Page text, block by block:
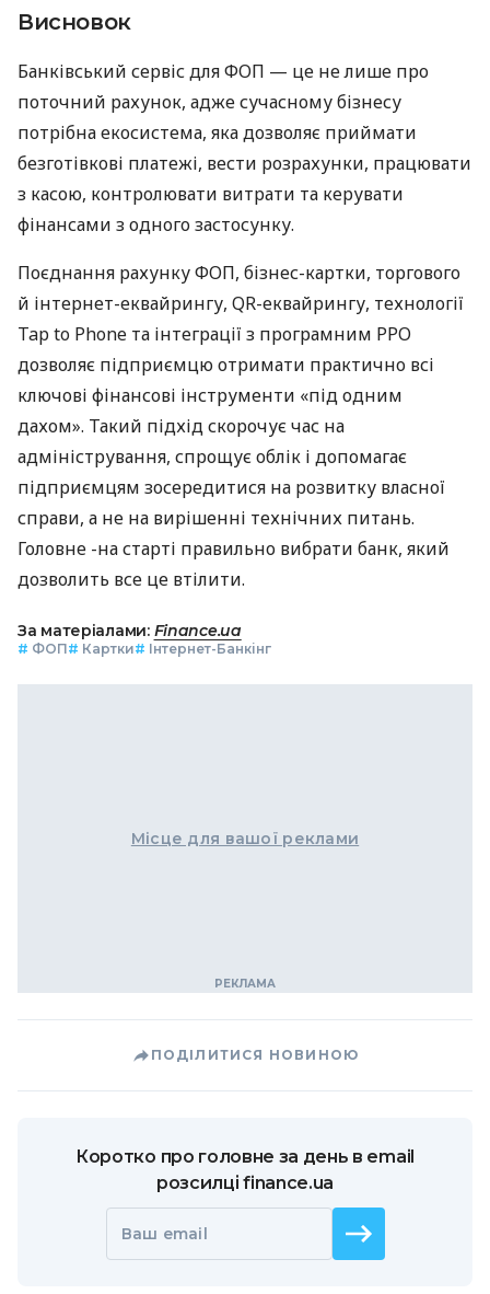
Висновок
Банківський сервіс для ФОП — це не лише про
поточний рахунок, адже сучасному бізнесу
потрібна екосистема, яка дозволяє приймати
безготівкові платежі, вести розрахунки, працювати
з касою, контролювати витрати та керувати
фінансами з одного застосунку.
Поєднання рахунку ФОП, бізнес-картки, торгового
й інтернет-еквайрингу, QR-еквайрингу, технології
Tap to Phone та інтеграції з програмним РРО
дозволяє підприємцю отримати практично всі
ключові фінансові інструменти «під одним
дахом». Такий підхід скорочує час на
адміністрування, спрощує облік і допомагає
підприємцям зосередитися на розвитку власної
справи, а не на вирішенні технічних питань.
Головне -на старті правильно вибрати банк, який
дозволить все це втілити.
За матеріалами: Finance.ua
# ФОП# Картки# Інтернет-Банкінг
Місце для вашої реклами
ПОДІЛИТИСЯ НОВИНОЮ
Коротко про головне за день в email
розсилці finance.ua
Ваш email